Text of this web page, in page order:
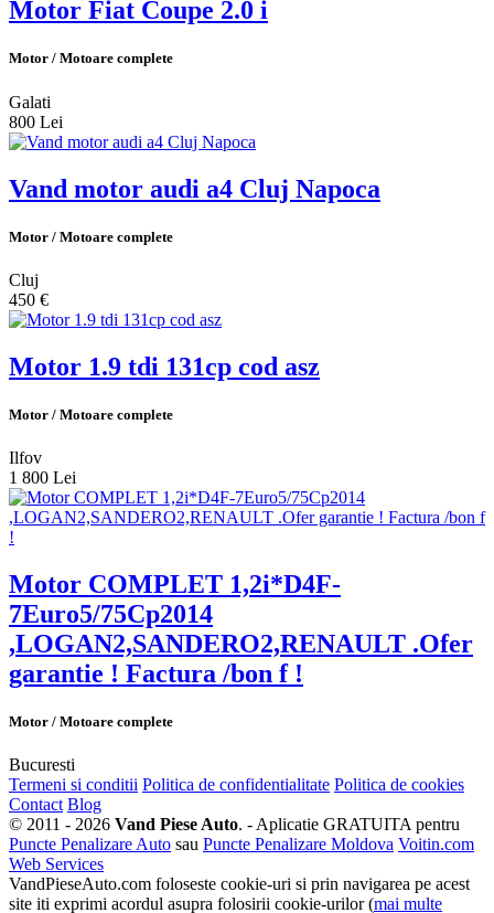
Motor Fiat Coupe 2.0 i
Motor / Motoare complete
Galati
800 Lei
Vand motor audi a4 Cluj Napoca
Motor / Motoare complete
Cluj
450 €
Motor 1.9 tdi 131cp cod asz
Motor / Motoare complete
Ilfov
1 800 Lei
Motor COMPLET 1,2i*D4F-
7Euro5/75Cp2014
,LOGAN2,SANDERO2,RENAULT .Ofer
garantie ! Factura /bon f !
Motor / Motoare complete
Bucuresti
Termeni si conditii Politica de confidentialitate Politica de cookies
Contact Blog
© 2011 - 2026 Vand Piese Auto. - Aplicatie GRATUITA pentru
Puncte Penalizare Auto sau Puncte Penalizare Moldova Voitin.com
Web Services
VandPieseAuto.com foloseste cookie-uri si prin navigarea pe acest
site iti exprimi acordul asupra folosirii cookie-urilor (mai multe